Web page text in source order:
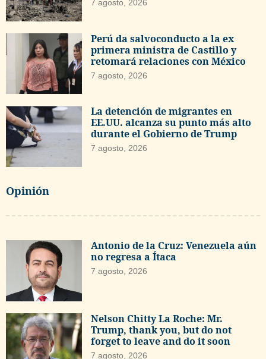
7 agosto, 2026
Perú da salvoconducto a la ex
primera ministra de Castillo y
retomará relaciones con México
7 agosto, 2026
La detención de migrantes en
EE.UU. alcanza su punto más alto
durante el Gobierno de Trump
7 agosto, 2026
Opinión
Antonio de la Cruz: Venezuela aún
no regresa a Ítaca
7 agosto, 2026
Nelson Chitty La Roche: Mr.
Trump, thank you, but do not
forget to leave and do it soon
7 agosto, 2026